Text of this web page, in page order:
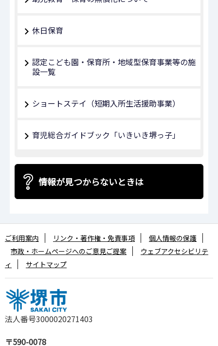
休日保育
認定こども園・保育所・地域型保育事業等の施
設一覧
ショートステイ（短期入所生活援助事業）
育児総合ガイドブック「いきいき堺っ子」
情報が見つからないときは
法人番号3000020271403
〒590-0078
ご利用案内 リンク・著作権・免責事項
個人情報の保護
市政・ホームページへのご意見ご提案
ウェブアクセシビリテ
ィ
サイトマップ